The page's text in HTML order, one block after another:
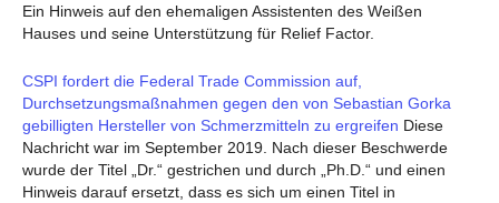
Ein Hinweis auf den ehemaligen Assistenten des Weißen
Hauses und seine Unterstützung für Relief Factor.
CSPI fordert die Federal Trade Commission auf,
Durchsetzungsmaßnahmen gegen den von Sebastian Gorka
gebilligten Hersteller von Schmerzmitteln zu ergreifen Diese
Nachricht war im September 2019. Nach dieser Beschwerde
wurde der Titel „Dr.“ gestrichen und durch „Ph.D.“ und einen
Hinweis darauf ersetzt, dass es sich um einen Titel in